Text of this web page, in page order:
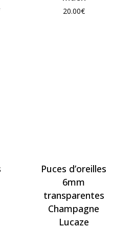
20.00€
Puces d’oreilles
6mm
transparentes
Champagne
Lucaze